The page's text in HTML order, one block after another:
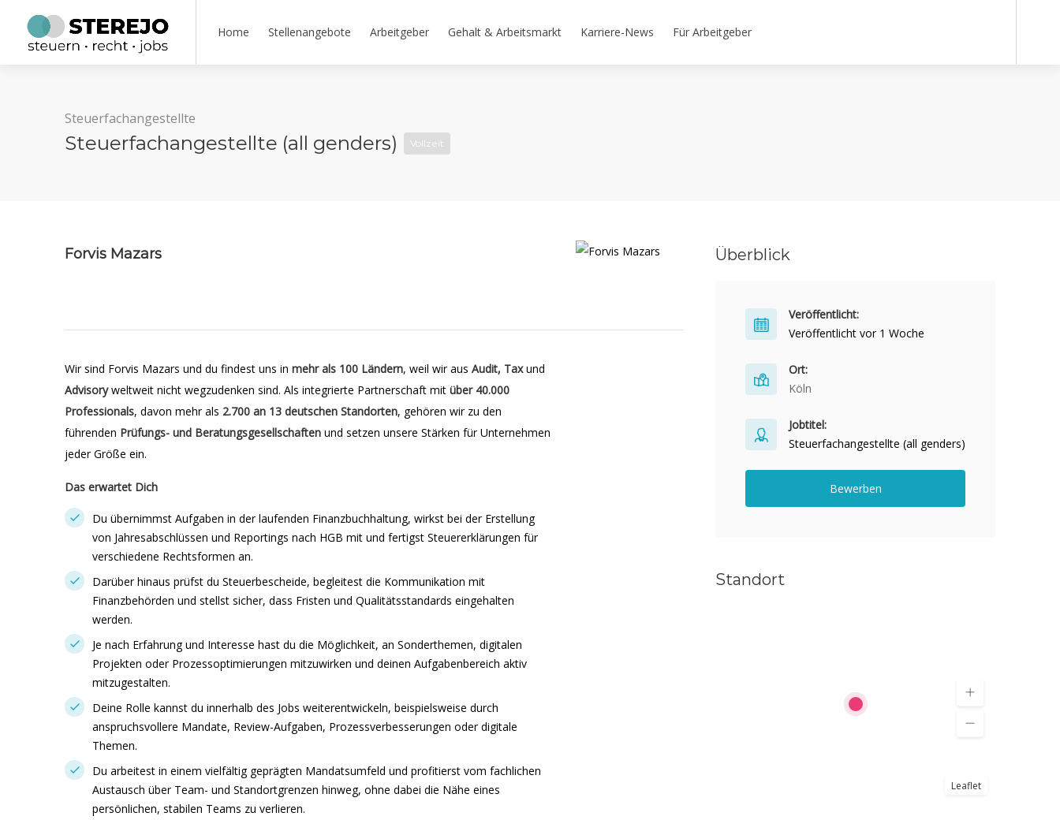
Home Stellenangebote Arbeitgeber Gehalt & Arbeitsmarkt Karriere-News Für Arbeitgeber
Steuerfachangestellte
Steuerfachangestellte (all genders) Vollzeit
Forvis Mazars
Wir sind Forvis Mazars und du findest uns in mehr als 100 Ländern, weil wir aus Audit, Taxund
Advisoryweltweit nicht wegzudenken sind. Als integrierte Partnerschaft mit über 40.000
Professionals, davon mehr als 2.700 an 13 deutschen Standorten, gehören wir zu den
führenden Prüfungs- und Beratungsgesellschaften und setzen unsere Stärken für Unternehmen
jeder Größe ein.
Das erwartet Dich
Du übernimmst Aufgaben in der laufenden Finanzbuchhaltung, wirkst bei der Erstellung
von Jahresabschlüssen und Reportings nach HGB mit und fertigst Steuererklärungen für
verschiedene Rechtsformen an.
Darüber hinaus prüfst du Steuerbescheide, begleitest die Kommunikation mit
Finanzbehörden und stellst sicher, dass Fristen und Qualitätsstandards eingehalten
werden.
Je nach Erfahrung und Interesse hast du die Möglichkeit, an Sonderthemen, digitalen
Projekten oder Prozessoptimierungen mitzuwirken und deinen Aufgabenbereich aktiv
mitzugestalten.
Deine Rolle kannst du innerhalb des Jobs weiterentwickeln, beispielsweise durch
anspruchsvollere Mandate, Review-Aufgaben, Prozessverbesserungen oder digitale
Themen.
Du arbeitest in einem vielfältig geprägten Mandatsumfeld und profitierst vom fachlichen
Austausch über Team- und Standortgrenzen hinweg, ohne dabei die Nähe eines
persönlichen, stabilen Teams zu verlieren.
Überblick
Veröffentlicht:
Veröffentlicht vor 1 Woche
Ort:
Köln
Jobtitel:
Steuerfachangestellte (all genders)
Bewerben
Standort
Leaflet